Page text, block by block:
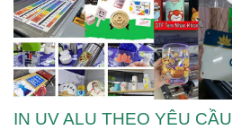
IN UV ALU THEO YÊU CẦU